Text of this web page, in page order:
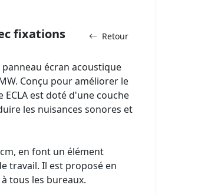
Retour
fixations
écran acoustique
Conçu pour améliorer le
est doté d'une couche
les nuisances sonores et
en font un élément
travail. Il est proposé en
tous les bureaux.